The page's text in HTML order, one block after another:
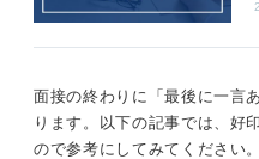
側からすると少し寂しい
ただし、この逆質問だけ
面接全体のやり取りのなか
ってしまい、その一環とし
面接の終わりに「最後に一言
ります。以下の記事では、好
ので参考にしてみてください。